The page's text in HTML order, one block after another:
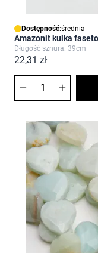
Dostępność:średnia
Amazonit kulka
Długość sznura: 39cm
22,31 zł